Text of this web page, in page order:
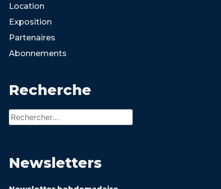
Location
Exposition
Partenaires
Abonnements
Recherche
Rechercher :
Newsletters